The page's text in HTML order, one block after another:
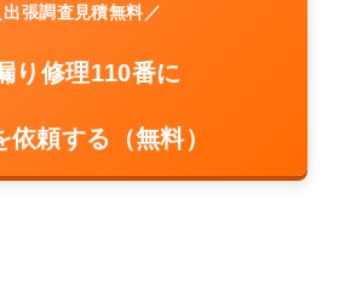
出張調査見積無料／
り修理110番に
依頼する（無料）